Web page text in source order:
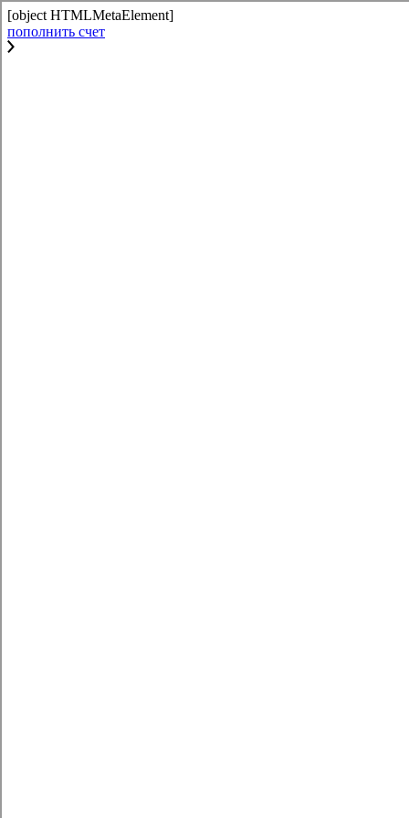
[object HTMLMetaElement]
пополнить счет